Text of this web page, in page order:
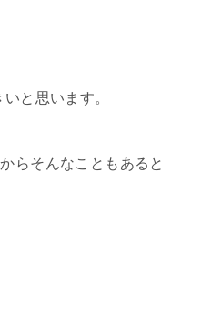
と思います。
らそんなこともあると